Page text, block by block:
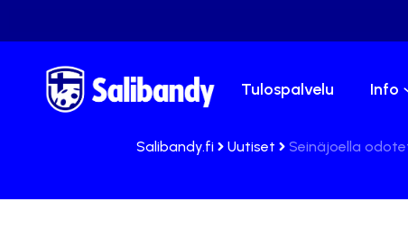
Tulospalvelu Info
Salibandy.fi Uutiset Seinäjoella